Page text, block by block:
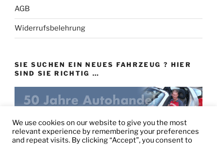
AGB
Widerrufsbelehrung
SIE SUCHEN EIN NEUES FAHRZEUG ? HIER
SIND SIE RICHTIG …
eu-autovertrieb.de
We use cookies on our website to give you the most
relevant experience by remembering your preferences
and repeat visits. By clicking “Accept”, you consent to